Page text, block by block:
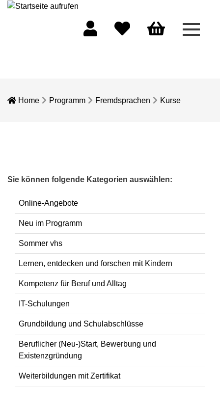
Menü
Home Programm Fremdsprachen Kurse
Sie können folgende Kategorien auswählen:
Online-Angebote
Neu im Programm
Sommer vhs
Lernen, entdecken und forschen mit Kindern
Kompetenz für Beruf und Alltag
IT-Schulungen
Grundbildung und Schulabschlüsse
Beruflicher (Neu-)Start, Bewerbung und
Existenzgründung
Weiterbildungen mit Zertifikat